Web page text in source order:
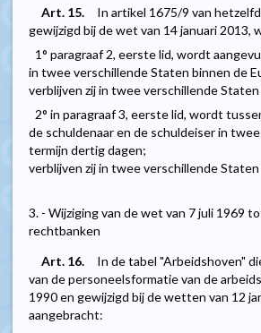
Art. 15.
In artikel 1675/9 van
gewijzigd bij de wet van 14 januari 2013,
1° paragraaf 2, eerste lid, wordt
in twee verschillende Staten binnen de
verblijven zij in twee verschillende
2° in paragraaf 3, eerste lid, wordt
de schuldenaar en de schuldeiser in
termijn dertig dagen;
verblijven zij in twee verschillende
3. - Wijziging van de wet van 7 juli 1969
rechtbanken
Art. 16.
In de tabel "Arbeidshoven"
van de personeelsformatie van de
1990 en gewijzigd bij de wetten van 12
aangebracht: